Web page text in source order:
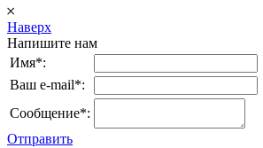
𐄂
Наверх
Напишите нам
Имя*:
Ваш e-mail*:
Сообщение*:
Отправить